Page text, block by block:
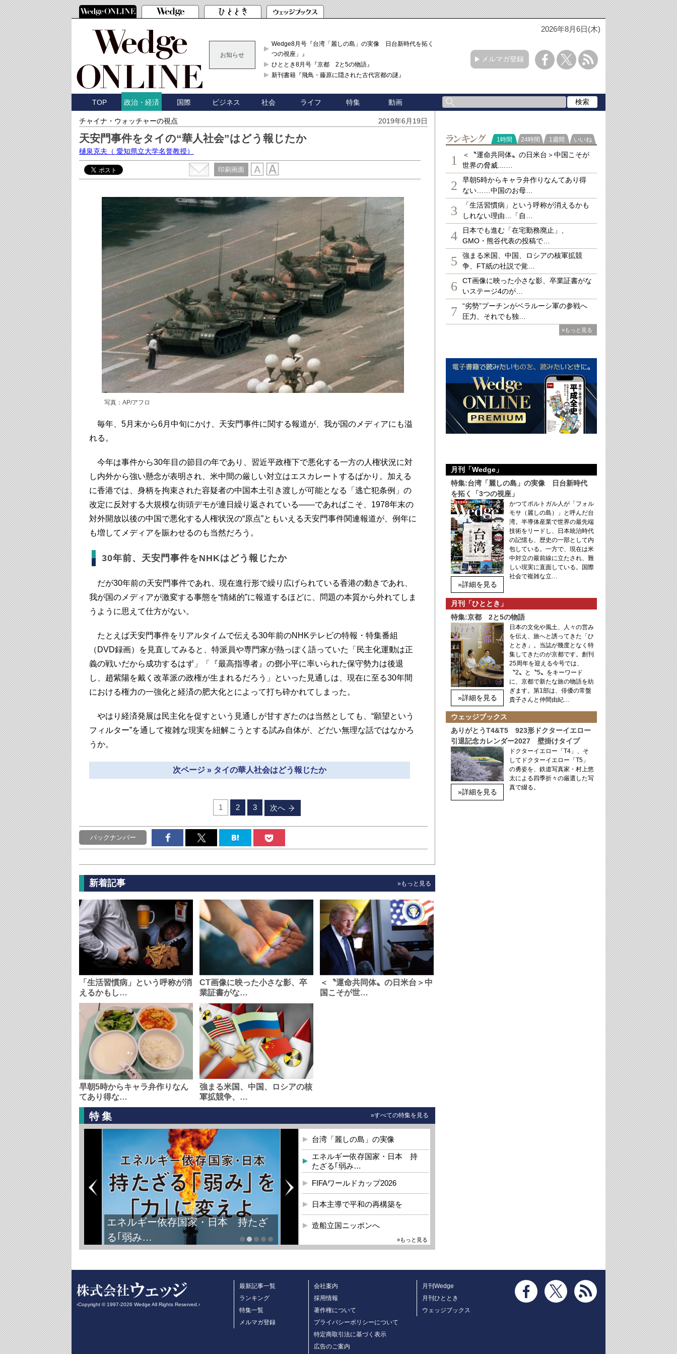
2026年8月6日(木)
お知らせ
Wedge8月号『台湾「麗しの島」の実像 日台新時代を拓く「3
つの視座」』
ひととき8月号『京都 2と5の物語』
新刊書籍『飛鳥・藤原に隠された古代宮都の謎』
メルマガ登録
TOP 政治・経済 国際 ビジネス 社会 ライフ 特集 動画
チャイナ・ウォッチャーの視点 2019年6月19日
天安門事件をタイの“華人社会”はどう報じたか
樋泉克夫 （ 愛知県立大学名誉教授）
印刷画面
写真：AP/アフロ
毎年、5月末から6月中旬にかけ、天安門事件に関する報道が、我が国のメディアにも溢
れる。
今年は事件から30年目の節目の年であり、習近平政権下で悪化する一方の人権状況に対
し内外から強い懸念が表明され、米中間の厳しい対立はエスカレートするばかり。加える
に香港では、身柄を拘束された容疑者の中国本土引き渡しが可能となる「逃亡犯条例」の
改定に反対する大規模な街頭デモが連日繰り返されている――であればこそ、1978年末の
対外開放以後の中国で悪化する人権状況の“原点”ともいえる天安門事件関連報道が、例年に
も増してメディアを賑わせるのも当然だろう。
30年前、天安門事件をNHKはどう報じたか
だが30年前の天安門事件であれ、現在進行形で繰り広げられている香港の動きであれ、
我が国のメディアが激変する事態を“情緒的”に報道するほどに、問題の本質から外れてしま
うように思えて仕方がない。
たとえば天安門事件をリアルタイムで伝える30年前のNHKテレビの特報・特集番組
（DVD録画）を見直してみると、特派員や専門家が熱っぽく語っていた「民主化運動は正
義の戦いだから成功するはず」「『最高指導者』の鄧小平に率いられた保守勢力は後退
し、趙紫陽を戴く改革派の政権が生まれるだろう」といった見通しは、現在に至る30年間
における権力の一強化と経済の肥大化とによって打ち砕かれてしまった。
やはり経済発展は民主化を促すという見通しが甘すぎたのは当然としても、“願望という
フィルター”を通して複雑な現実を紐解こうとする試み自体が、どだい無理な話ではなかろ
うか。
次ページ » タイの華人社会はどう報じたか
1 2 3 次へ
バックナンバー
新着記事 »もっと見る
「生活習慣病」という呼称が消
えるかもし…
CT画像に映った小さな影、卒
業証書がな…
＜〝運命共同体〟の日米台＞中
国こそが世…
早朝5時からキャラ弁作りなん
てあり得な…
強まる米国、中国、ロシアの核
軍拡競争、…
特集 »すべての特集を見る
エネルギー依存国家・日本 持たざ
る｢弱み…
台湾「麗しの島」の実像
エネルギー依存国家・日本 持
たざる｢弱み…
FIFAワールドカップ2026
日本主導で平和の再構築を
造船立国ニッポンへ
»もっと見る
ランキング
1時間 24時間 1週間 いいね
1
＜〝運命共同体〟の日米台＞中国こそが
世界の脅威....…
2
早朝5時からキャラ弁作りなんてあり得
ない……中国のお母…
3
「生活習慣病」という呼称が消えるかも
しれない理由…「自…
4
日本でも進む「在宅勤務廃止」、
GMO・熊谷代表の投稿で…
5
強まる米国、中国、ロシアの核軍拡競
争、FT紙の社説で覚…
6
CT画像に映った小さな影、卒業証書がな
いステージ4のが…
7
“劣勢”プーチンがベラルーシ軍の参戦へ
圧力、それでも独…
»もっと見る
月刊「Wedge」
特集:台湾「麗しの島」の実像 日台新時代
を拓く「3つの視座」
»詳細を見る
かつてポルトガル人が「フォル
モサ（麗しの島）」と呼んだ台
湾。半導体産業で世界の最先端
技術をリードし、日本統治時代
の記憶も、歴史の一部として内
包している。一方で、現在は米
中対立の最前線に立たされ、難
しい現実に直面している。国際
社会で複雑な立…
月刊「ひととき」
特集:京都 2と5の物語
»詳細を見る
日本の文化や風土、人々の営み
を伝え、旅へと誘ってきた「ひ
ととき」。当誌が幾度となく特
集してきたのが京都です。創刊
25周年を迎える今号では、
〝2〟と〝5〟をキーワード
に、京都で新たな旅の物語を紡
ぎます。第1部は、俳優の常盤
貴子さんと仲間由紀…
ウェッジブックス
ありがとうT4&T5 923形ドクターイエロー
引退記念カレンダー2027 壁掛けタイプ
»詳細を見る
ドクターイエロー「T4」、そ
してドクターイエロー「T5」
の勇姿を、鉄道写真家・村上悠
太による四季折々の厳選した写
真で綴る。
‹Copyright © 1997-2026 Wedge All Rights Reserved.›
最新記事一覧
ランキング
特集一覧
メルマガ登録
会社案内
採用情報
著作権について
プライバシーポリシーについて
特定商取引法に基づく表示
広告のご案内
月刊Wedge
月刊ひととき
ウェッジブックス